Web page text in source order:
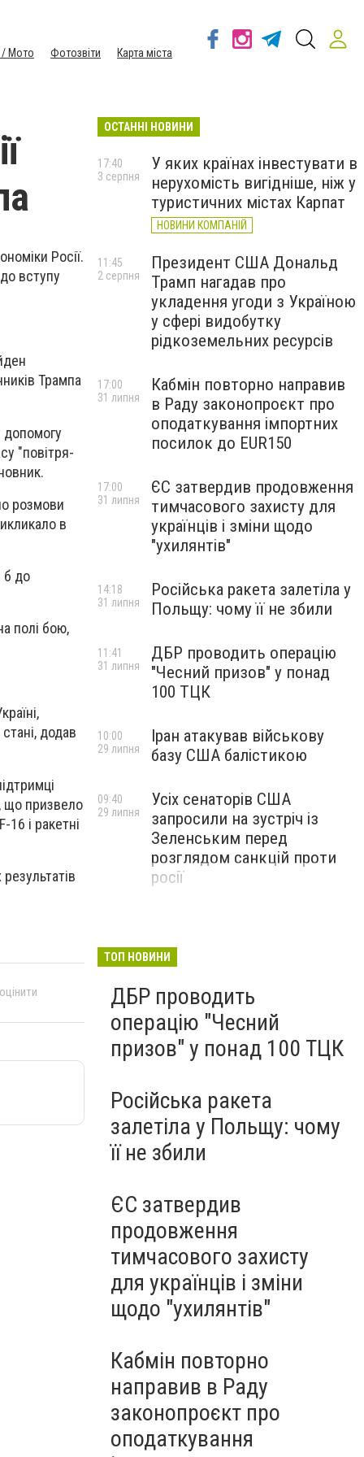
/ Мото Фотозвіти Карта міста
Росії.
вступу
Трампа
допомогу
"повітря-
розмови
в
б до
полі бою,
додав
що призвело
і ракетні
ОСТАННІ НОВИНИ
У яких країнах інвестувати в
нерухомість вигідніше, ніж у
туристичних містах Карпат
НОВИНИ КОМПАНІЙ
17:40
3 серпня
Президент США Дональд
Трамп нагадав про
укладення угоди з Україною
у сфері видобутку
рідкоземельних ресурсів
11:45
2 серпня
Кабмін повторно направив
в Раду законопроєкт про
оподаткування імпортних
посилок до EUR150
17:00
31 липня
ЄС затвердив продовження
тимчасового захисту для
українців і зміни щодо
"ухилянтів"
17:00
31 липня
Російська ракета залетіла у
Польщу: чому її не збили
14:18
31 липня
ДБР проводить операцію
"Чесний призов" у понад
100 ТЦК
11:41
31 липня
Іран атакував військову
базу США балістикою
10:00
29 липня
Усіх сенаторів США
запросили на зустріч із
Зеленським перед
розглядом санкцій проти
росії
09:40
29 липня
ТОП НОВИНИ
ДБР проводить
операцію "Чесний
призов" у понад 100 ТЦК
Російська ракета
залетіла у Польщу: чому
її не збили
ЄС затвердив
продовження
тимчасового захисту
для українців і зміни
щодо "ухилянтів"
Кабмін повторно
направив в Раду
законопроєкт про
оподаткування